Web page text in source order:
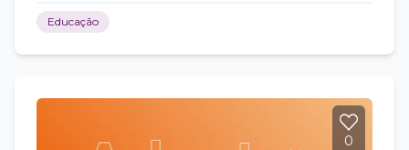
Educação
0